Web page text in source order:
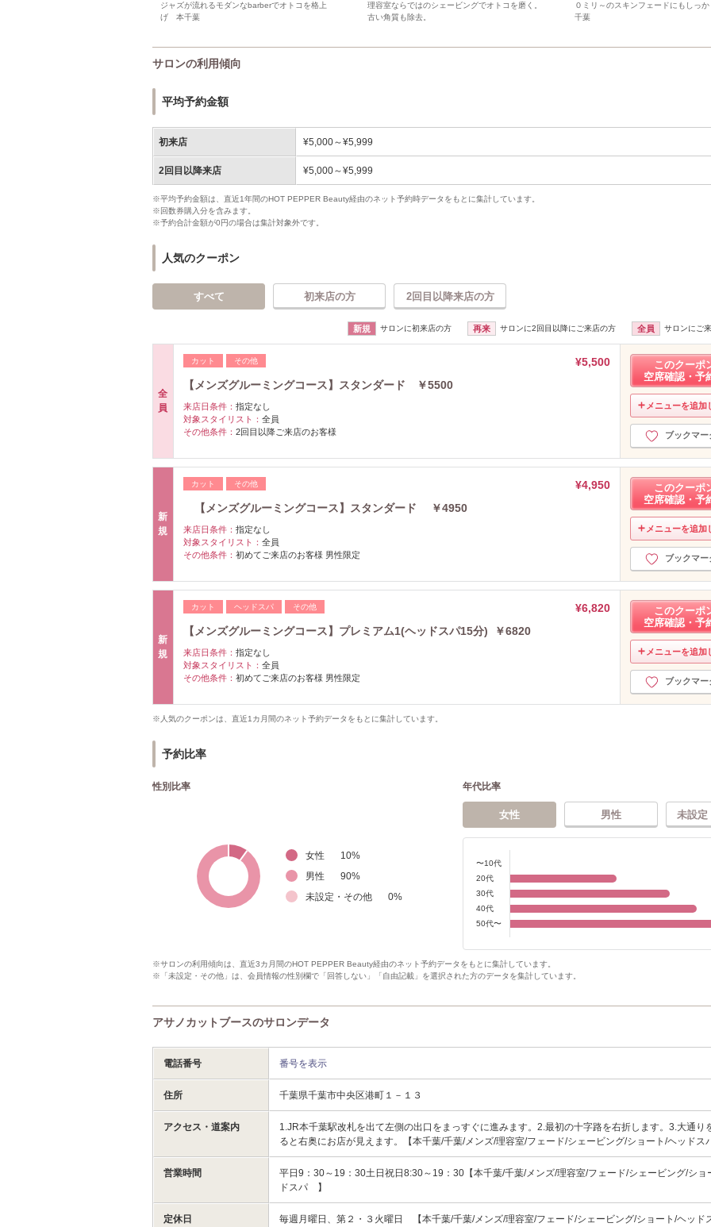
ジャズが流れるモダンなbarberでオトコを格上
げ 本千葉
理容室ならではのシェービングでオトコを磨く。
古い角質も除去。
０ミリ～のスキンフェードにもしっ
千葉
サロンの利用傾向
平均予約金額
初来店 ¥5,000～¥5,999
2回目以降来店 ¥5,000～¥5,999
※平均予約金額は、直近1年間のHOT PEPPER Beauty経由のネット予約時データをもとに集計しています。
※回数券購入分を含みます。
※予約合計金額が0円の場合は集計対象外です。
人気のクーポン
すべて 初来店の方 2回目以降来店の方
新規 サロンに初来店の方 再来 サロンに2回目以降にご来店の方 全員 サロンにご
全
員
カット その他
¥5,500
【メンズグルーミングコース】スタンダード ￥5500
来店日条件： 指定なし
対象スタイリスト： 全員
その他条件： 2回目以降ご来店のお客様
このクーポ
空席確認・予
メニューを追加
ブックマー
新
規
カット その他
¥4,950
【メンズグルーミングコース】スタンダード ￥4950
来店日条件： 指定なし
対象スタイリスト： 全員
その他条件： 初めてご来店のお客様 男性限定
このクーポ
空席確認・予
メニューを追加
ブックマー
新
規
カット ヘッドスパ その他
¥6,820
【メンズグルーミングコース】プレミアム1(ヘッドスパ15分) ￥6820
来店日条件： 指定なし
対象スタイリスト： 全員
その他条件： 初めてご来店のお客様 男性限定
このクーポ
空席確認・予
メニューを追加
ブックマー
※人気のクーポンは、直近1カ月間のネット予約データをもとに集計しています。
予約比率
性別比率
女性 10%
男性
90%
未設定・その他
0%
年代比率
女性 男性 未設定
〜10代
20代
30代
40代
50代〜
※サロンの利用傾向は、直近3カ月間のHOT PEPPER Beauty経由のネット予約データをもとに集計しています。
※「未設定・その他」は、会員情報の性別欄で「回答しない」「自由記載」を選択された方のデータを集計しています。
アサノカットブースのサロンデータ
電話番号 番号を表示
住所 千葉県千葉市中央区港町１－１３
アクセス・道案内
1.JR本千葉駅改札を出て左側の出口をまっすぐに進みます。2.最初の十字路を右折します。3.大通り
ると右奥にお店が見えます。【本千葉/千葉/メンズ/理容室/フェード/シェービング/ショート/ヘッド
営業時間
平日9：30～19：30土日祝日8:30～19：30【本千葉/千葉/メンズ/理容室/フェード/シェービング/ショ
ドスパ 】
定休日 毎週月曜日、第２・３火曜日 【本千葉/千葉/メンズ/理容室/フェード/シェービング/ショート/ヘッド